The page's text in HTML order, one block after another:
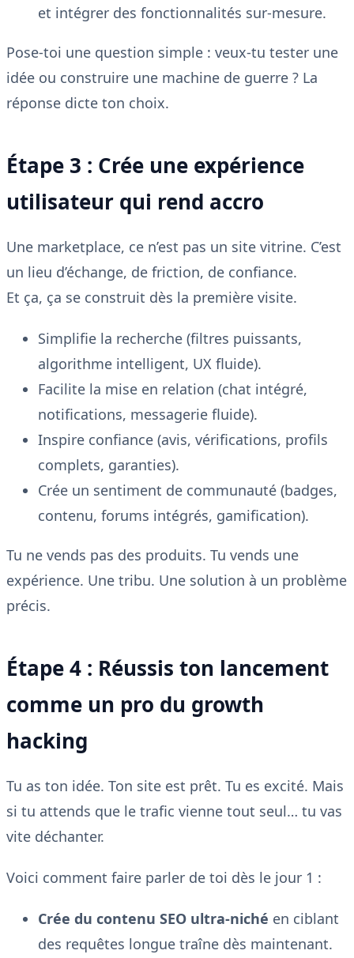
et intégrer des fonctionnalités sur-mesure.
Pose-toi une question simple : veux-tu tester une
idée ou construire une machine de guerre ? La
réponse dicte ton choix.
Étape 3 : Crée une expérience
utilisateur qui rend accro
Une marketplace, ce n’est pas un site vitrine. C’est
un lieu d’échange, de friction, de confiance.
Et ça, ça se construit dès la première visite.
Simplifie la recherche (filtres puissants,
algorithme intelligent, UX fluide).
Facilite la mise en relation (chat intégré,
notifications, messagerie fluide).
Inspire confiance (avis, vérifications, profils
complets, garanties).
Crée un sentiment de communauté (badges,
contenu, forums intégrés, gamification).
Tu ne vends pas des produits. Tu vends une
expérience. Une tribu. Une solution à un problème
précis.
Étape 4 : Réussis ton lancement
comme un pro du growth
hacking
Tu as ton idée. Ton site est prêt. Tu es excité. Mais
si tu attends que le trafic vienne tout seul… tu vas
vite déchanter.
Voici comment faire parler de toi dès le jour 1 :
Crée du contenu SEO ultra-niché en ciblant
des requêtes longue traîne dès maintenant.